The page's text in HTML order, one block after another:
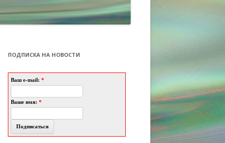
ПОДПИСКА НА НОВОСТИ
Ваш e-mail: *
Ваше имя: *